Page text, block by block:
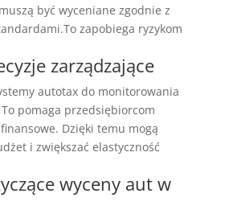
być wyceniane zgodnie z
zapobiega ryzykom
zarządzające
autotax do monitorowania
pomaga przedsiębiorcom
Dzięki temu mogą
i zwiększać elastyczność
wyceny aut w